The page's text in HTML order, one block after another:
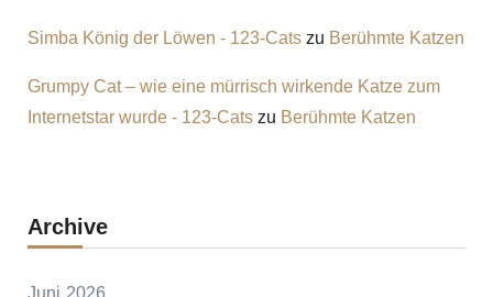
Simba König der Löwen - 123-Catszu Berühmte Katzen
Grumpy Cat – wie eine mürrisch wirkende Katze zum
Internetstar wurde - 123-Catszu Berühmte Katzen
Archive
Juni 2026